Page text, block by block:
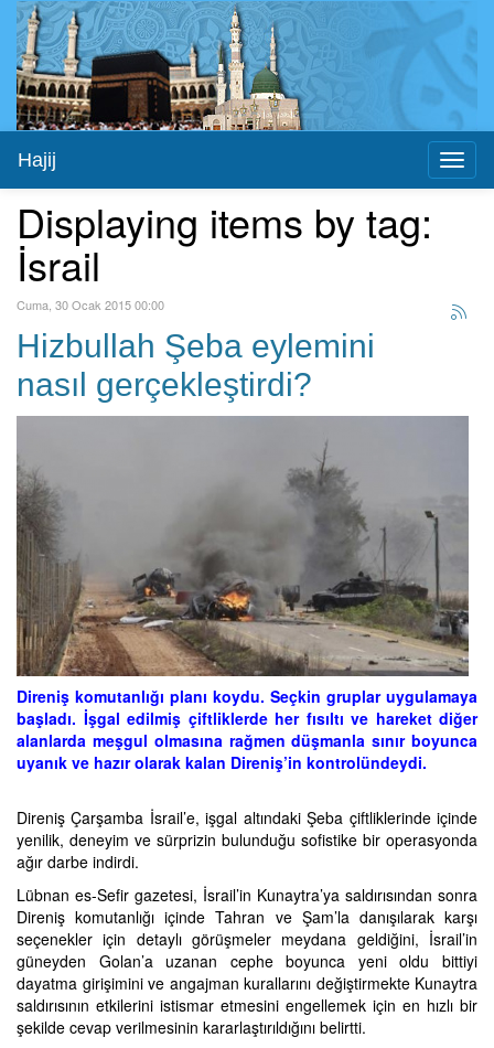
Hajij
Displaying items by tag:
İsrail
Cuma, 30 Ocak 2015 00:00
Hizbullah Şeba eylemini
nasıl gerçekleştirdi?
Direniş komutanlığı planı koydu. Seçkin gruplar uygulamaya
başladı. İşgal edilmiş çiftliklerde her fısıltı ve hareket diğer
alanlarda meşgul olmasına rağmen düşmanla sınır boyunca
uyanık ve hazır olarak kalan Direniş’in kontrolündeydi.
Direniş Çarşamba İsrail’e, işgal altındaki Şeba çiftliklerinde içinde
yenilik, deneyim ve sürprizin bulunduğu sofistike bir operasyonda
ağır darbe indirdi.
Lübnan es-­Sefir gazetesi, İsrail’in Kunaytra’ya saldırısından sonra
Direniş komutanlığı içinde Tahran ve Şam’la danışılarak karşı
seçenekler için detaylı görüşmeler meydana geldiğini, İsrail’in
güneyden Golan’a uzanan cephe boyunca yeni oldu bittiyi
dayatma girişimini ve angajman kurallarını değiştirmekte Kunaytra
saldırısının etkilerini istismar etmesini engellemek için en hızlı bir
şekilde cevap verilmesinin kararlaştırıldığını belirtti.